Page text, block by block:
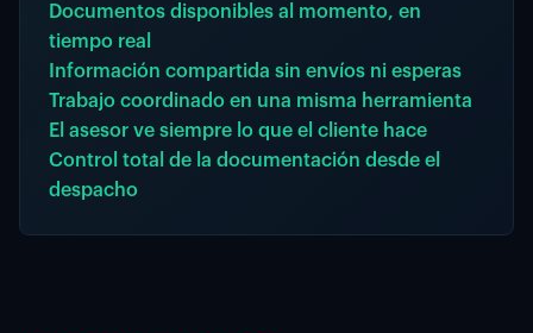
Documentos disponibles al momento, en
tiempo real
Información compartida sin envíos ni esperas
Trabajo coordinado en una misma herramienta
El asesor ve siempre lo que el cliente hace
Control total de la documentación desde el
despacho